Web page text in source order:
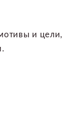
и цели,